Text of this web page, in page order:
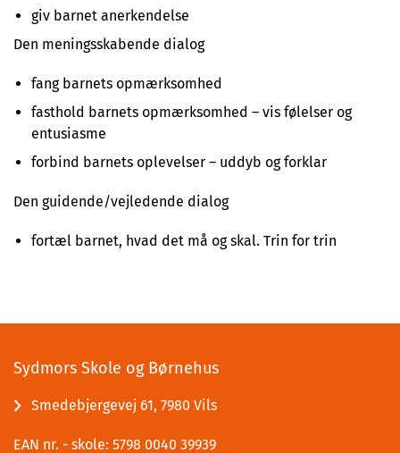
giv barnet anerkendelse
Den meningsskabende dialog
fang barnets opmærksomhed
fasthold barnets opmærksomhed – vis følelser og
entusiasme
forbind barnets oplevelser – uddyb og forklar
Den guidende/vejledende dialog
fortæl barnet, hvad det må og skal. Trin for trin
Sydmors Skole og Børnehus
Smedebjergevej 61, 7980 Vils
EAN nr. - skole: 5798 0040 39939